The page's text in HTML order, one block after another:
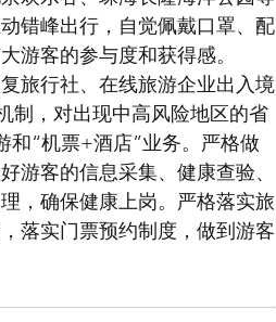
错峰出行，自觉佩戴口罩、配
游客的参与度和获得感。
旅行社、在线旅游企业出入境
制，对出现中高风险地区的省
和“机票+酒店”业务。严格做
游客的信息采集、健康查验、
，确保健康上岗。严格落实旅
落实门票预约制度，做到游客